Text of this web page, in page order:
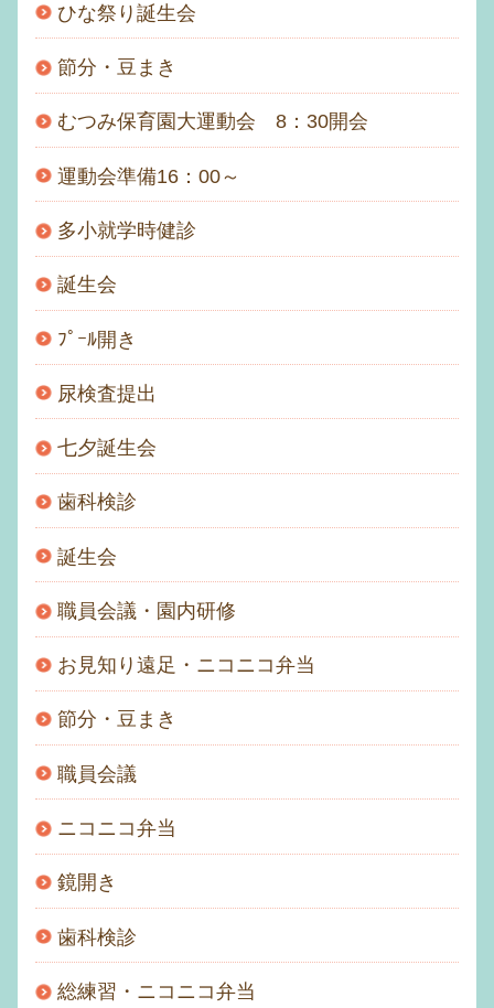
ひな祭り誕生会
節分・豆まき
むつみ保育園大運動会 8：30開会
運動会準備16：00～
多小就学時健診
誕生会
ﾌﾟｰﾙ開き
尿検査提出
七夕誕生会
歯科検診
誕生会
職員会議・園内研修
お見知り遠足・ニコニコ弁当
節分・豆まき
職員会議
ニコニコ弁当
鏡開き
歯科検診
総練習・ニコニコ弁当